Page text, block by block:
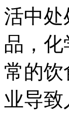
活中处
品，
常的
业导